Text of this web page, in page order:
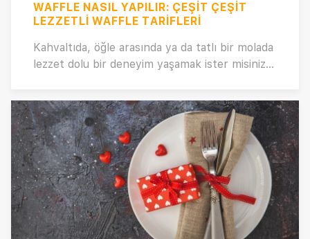
WAFFLE NASIL YAPILIR: ÇEŞIT ÇEŞIT
LEZZETLI WAFFLE TARIFLERI
Kahvaltıda, öğle arasında ya da tatlı bir molada
lezzet dolu bir deneyim yaşamak ister misiniz?
hayalinizdeki waffle'ı evinizde kolayca
yapabilirsiniz! Peki, waffle hamuru tarifi nasıl
yapılır? Çeşit çeşit waffle tarifleri ve waffle
süsleme önerileri için hemen tıklayın!